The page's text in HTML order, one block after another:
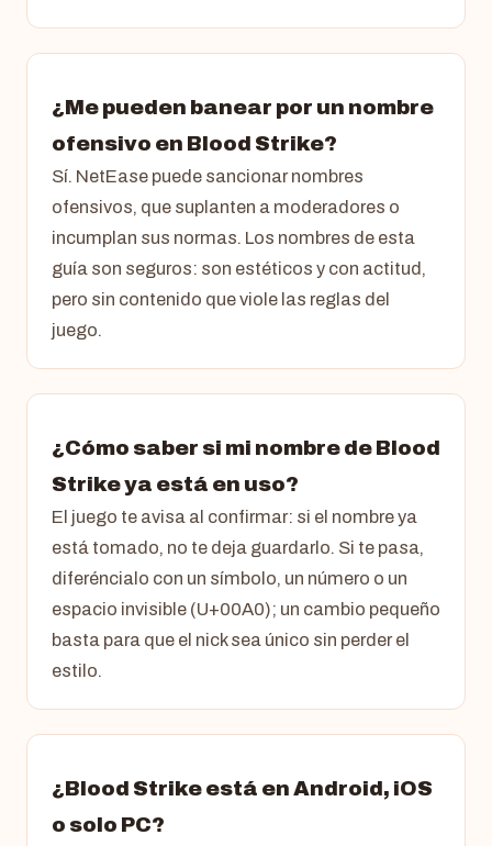
¿Me pueden banear por un nombre
ofensivo en Blood Strike?
Sí. NetEase puede sancionar nombres
ofensivos, que suplanten a moderadores o
incumplan sus normas. Los nombres de esta
guía son seguros: son estéticos y con actitud,
pero sin contenido que viole las reglas del
juego.
¿Cómo saber si mi nombre de Blood
Strike ya está en uso?
El juego te avisa al confirmar: si el nombre ya
está tomado, no te deja guardarlo. Si te pasa,
diferéncialo con un símbolo, un número o un
espacio invisible (U+00A0); un cambio pequeño
basta para que el nick sea único sin perder el
estilo.
¿Blood Strike está en Android, iOS
o solo PC?